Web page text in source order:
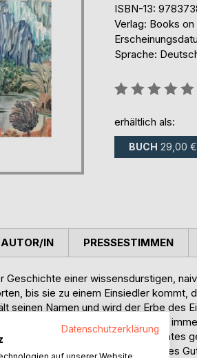
ISBN-13:
Verlag: Books on
Sprache:
Bewertung::
erhältlich als:
BUCH 29,00 €
Geschichte einer wissensdurstigen,
bis sie zu einem Einsiedler kommt,
seinen Namen und wird der Erbe des
und lässt sich leiten, fällt aber
wo ihm die Waffen des Lichtes
Ich-Turm und wird vom Genius des
AUTOR/IN PRESSESTIMMEN
Datenschutzerklärung
auf unserer Website.